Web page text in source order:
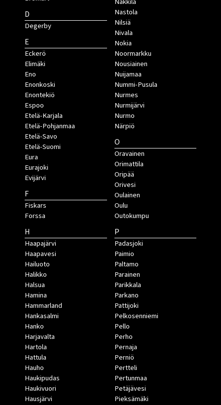
D
Degerby
E
Eckerö
Elimäki
Eno
Enonkoski
Enontekiö
Espoo
Etelä-Karjala
Etelä-Pohjanmaa
Etelä-Savo
Etelä-Suomi
Eura
Eurajoki
Evijärvi
F
Fiskars
Forssa
H
Haapajärvi
Haapavesi
Hailuoto
Halikko
Halsua
Hamina
Hammarland
Hankasalmi
Hanko
Harjavalta
Hartola
Hattula
Hauho
Haukipudas
Haukivuori
Hausjärvi
Nastola
Nilsiä
Nivala
Nokia
Noormarkku
Nousiainen
Nuijamaa
Nummi-Pusula
Nurmes
Nurmijärvi
Nurmo
Närpiö
O
Oravainen
Orimattila
Oripää
Orivesi
Oulainen
Oulu
Outokumpu
P
Padasjoki
Paimio
Paltamo
Parainen
Parikkala
Parkano
Pattijoki
Pelkosenniemi
Pello
Perho
Pernaja
Perniö
Pertteli
Pertunmaa
Petäjävesi
Pieksämäki